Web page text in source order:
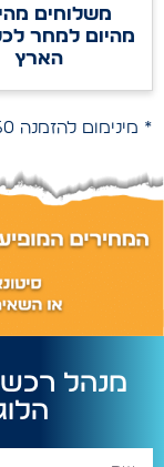
משלוחים
מהיום למחר
הארץ
* מינימום להזמנה 450 ש"ח
מנהל